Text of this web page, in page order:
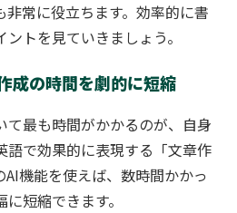
常に役立ちます。効率的に書
トを見ていきましょう。
成の時間を劇的に短縮
て最も時間がかかるのが、自身
語で効果的に表現する「文章作
機能を使えば、数時間かかっ
短縮できます。